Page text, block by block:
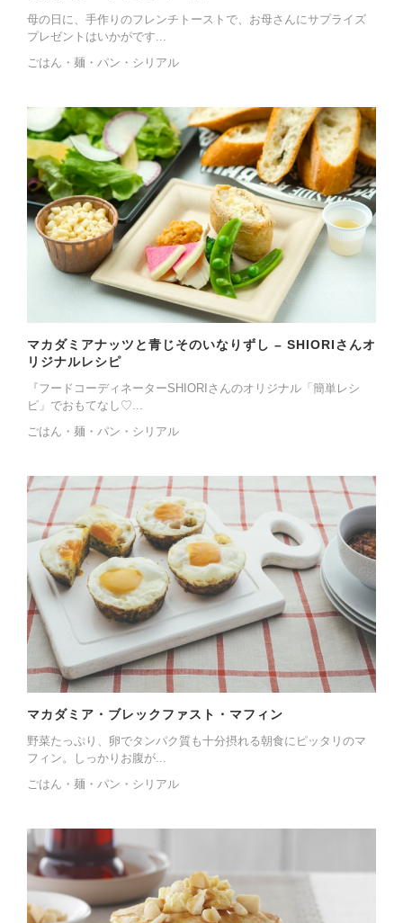
母の日に、手作りのフレンチトーストで、お母さんにサプライズ
プレゼントはいかがです...
ごはん・麺・パン・シリアル
マカダミアナッツと青じそのいなりずし – SHIORIさんオ
リジナルレシピ
『フードコーディネーターSHIORIさんのオリジナル「簡単レシ
ピ」でおもてなし♡...
ごはん・麺・パン・シリアル
マカダミア・ブレックファスト・マフィン
野菜たっぷり、卵でタンパク質も十分摂れる朝食にピッタリのマ
フィン。しっかりお腹が...
ごはん・麺・パン・シリアル